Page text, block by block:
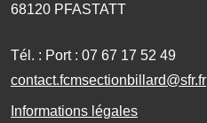
68120 PFASTATT
Tél. : Port : 07 67 17 52 49
contact.fcmsectionbillard@sfr.fr
Informations légales